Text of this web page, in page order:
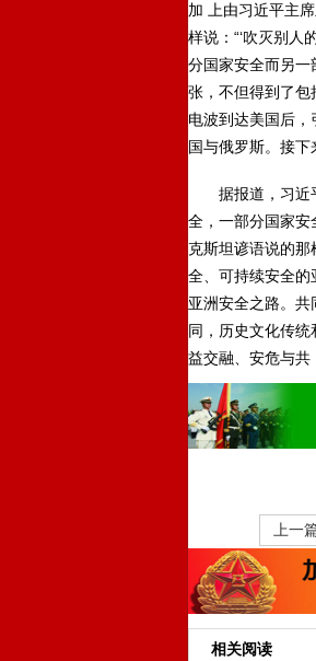
加 上由习近平主
样说：“‘吹灭别人
分国家安全而另一
张，不但得到了
电波到达美国后
国与俄罗斯。接下
据报道，习近平
全，一部分国家安
克斯坦谚语说的那
全、可持续安全的
亚洲安全之路。
同，历史文化传
益交融、安危与共
上一
相关阅读